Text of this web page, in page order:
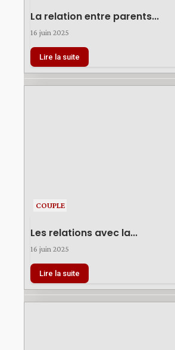
La relation entre parents...
16 juin 2025
Lire la suite
COUPLE
Les relations avec la...
16 juin 2025
Lire la suite